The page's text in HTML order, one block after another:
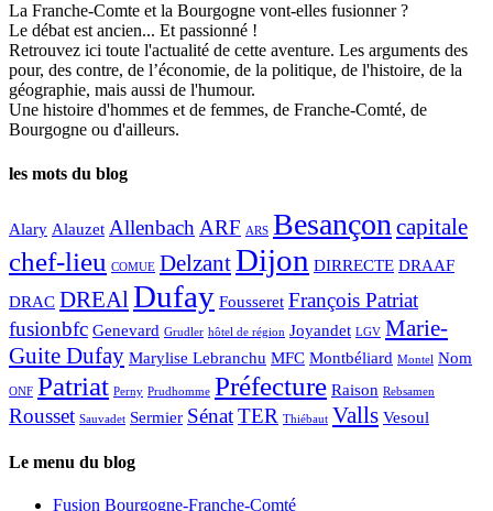
La Franche-Comte et la Bourgogne vont-elles fusionner ?
Le débat est ancien... Et passionné !
Retrouvez ici toute l'actualité de cette aventure. Les arguments des
pour, des contre, de l’économie, de la politique, de l'histoire, de la
géographie, mais aussi de l'humour.
Une histoire d'hommes et de femmes, de Franche-Comté, de
Bourgogne ou d'ailleurs.
les mots du blog
Alary Alauzet Allenbach ARF ARS Besançon capitale
chef-lieu COMUE DelzantDijon DIRRECTE DRAAF
DRAC DREAlDufay Fousseret François Patriat
fusionbfc Genevard Grudler hôtel de région Joyandet LGV Marie-
Guite Dufay Marylise Lebranchu MFC Montbéliard Montel Nom
ONF Patriat Perny Prudhomme Préfecture Raison Rebsamen
Rousset Sauvadet Sermier SénatTER Thiébaut Valls Vesoul
Le menu du blog
Fusion Bourgogne-Franche-Comté